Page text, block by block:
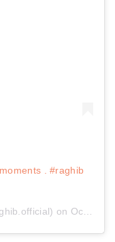
. #raghib
on Oct 15, 2019 at 10:16am PDT